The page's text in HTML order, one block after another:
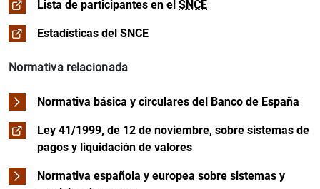
Lista de participantes en el SNCE
Estadísticas del SNCE
Normativa relacionada
Normativa básica y circulares del Banco de España
Ley 41/1999, de 12 de noviembre, sobre sistemas de
pagos y liquidación de valores
Normativa española y europea sobre sistemas y